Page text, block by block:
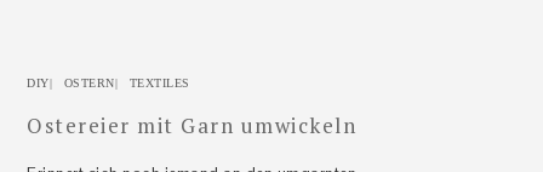
DIY| OSTERN| TEXTILES
Ostereier mit Garn umwickeln